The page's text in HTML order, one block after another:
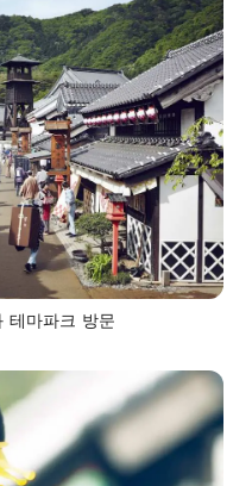
테마파크 방문